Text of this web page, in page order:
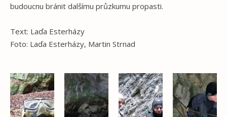
budoucnu bránit dalšímu průzkumu propasti.
Text: Laďa Esterházy
Foto: Laďa Esterházy, Martin Strnad